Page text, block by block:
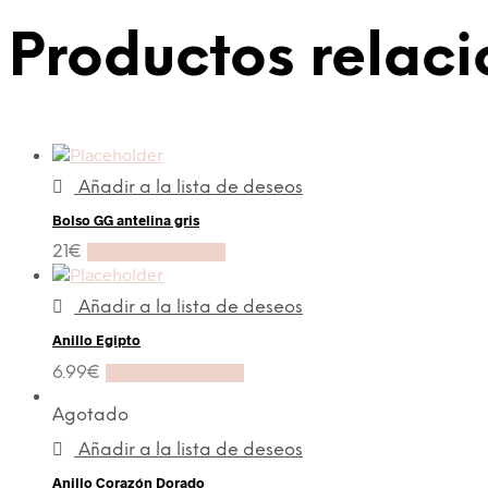
Productos
Añadir a la lista de deseos
Bolso GG antelina gris
21€
Añadir a la lista de deseos
Anillo Egipto
6.99€
Agotado
Añadir a la lista de deseos
Anillo Corazón Dorado